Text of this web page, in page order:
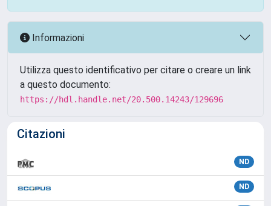
Informazioni
Utilizza questo identificativo per citare o creare un link
a questo documento:
https://hdl.handle.net/20.500.14243/129696
Citazioni
ND
ND